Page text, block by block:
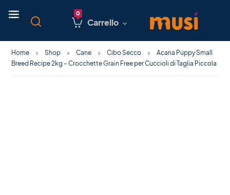
Carrello
Home Shop Cane Cibo Secco
Acana Puppy Small
Breed Recipe 2kg – Crocchette Grain Free per Cuccioli di Taglia Piccola